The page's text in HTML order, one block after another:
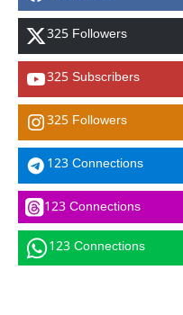
325 Followers
325 Subscribers
325 Followers
123 Connections
123 Connections
123 Connections